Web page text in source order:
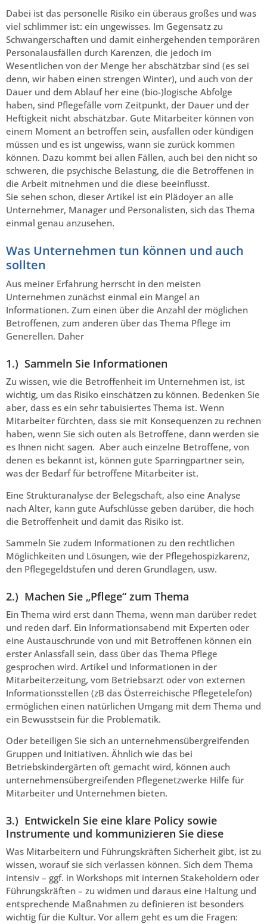
Dabei ist das personelle Risiko ein überaus großes und was
viel schlimmer ist: ein ungewisses. Im Gegensatz zu
Schwangerschaften und damit einhergehenden temporären
Personalausfällen durch Karenzen, die jedoch im
Wesentlichen von der Menge her abschätzbar sind (es sei
denn, wir haben einen strengen Winter), und auch von der
Dauer und dem Ablauf her eine (bio-)logische Abfolge
haben, sind Pflegefälle vom Zeitpunkt, der Dauer und der
Heftigkeit nicht abschätzbar. Gute Mitarbeiter können von
einem Moment an betroffen sein, ausfallen oder kündigen
müssen und es ist ungewiss, wann sie zurück kommen
können. Dazu kommt bei allen Fällen, auch bei den nicht so
schweren, die psychische Belastung, die die Betroffenen in
die Arbeit mitnehmen und die diese beeinflusst.
Sie sehen schon, dieser Artikel ist ein Plädoyer an alle
Unternehmer, Manager und Personalisten, sich das Thema
einmal genau anzusehen.
Was Unternehmen tun können und auch
sollten
Aus meiner Erfahrung herrscht in den meisten
Unternehmen zunächst einmal ein Mangel an
Informationen. Zum einen über die Anzahl der möglichen
Betroffenen, zum anderen über das Thema Pflege im
Generellen. Daher
1.) Sammeln Sie Informationen
Zu wissen, wie die Betroffenheit im Unternehmen ist, ist
wichtig, um das Risiko einschätzen zu können. Bedenken Sie
aber, dass es ein sehr tabuisiertes Thema ist. Wenn
Mitarbeiter fürchten, dass sie mit Konsequenzen zu rechnen
haben, wenn Sie sich outen als Betroffene, dann werden sie
es Ihnen nicht sagen. Aber auch einzelne Betroffene, von
denen es bekannt ist, können gute Sparringpartner sein,
was der Bedarf für betroffene Mitarbeiter ist.
Eine Strukturanalyse der Belegschaft, also eine Analyse
nach Alter, kann gute Aufschlüsse geben darüber, die hoch
die Betroffenheit und damit das Risiko ist.
Sammeln Sie zudem Informationen zu den rechtlichen
Möglichkeiten und Lösungen, wie der Pflegehospizkarenz,
den Pflegegeldstufen und deren Grundlagen, usw.
2.) Machen Sie „Pflege“ zum Thema
Ein Thema wird erst dann Thema, wenn man darüber redet
und reden darf. Ein Informationsabend mit Experten oder
eine Austauschrunde von und mit Betroffenen können ein
erster Anlassfall sein, dass über das Thema Pflege
gesprochen wird. Artikel und Informationen in der
Mitarbeiterzeitung, vom Betriebsarzt oder von externen
Informationsstellen (zB das Österreichische Pflegetelefon)
ermöglichen einen natürlichen Umgang mit dem Thema und
ein Bewusstsein für die Problematik.
Oder beteiligen Sie sich an unternehmensübergreifenden
Gruppen und Initiativen. Ähnlich wie das bei
Betriebskindergärten oft gemacht wird, können auch
unternehmensübergreifenden Pflegenetzwerke Hilfe für
Mitarbeiter und Unternehmen bieten.
3.) Entwickeln Sie eine klare Policy sowie
Instrumente und kommunizieren Sie diese
Was Mitarbeitern und Führungskräften Sicherheit gibt, ist zu
wissen, worauf sie sich verlassen können. Sich dem Thema
intensiv – ggf. in Workshops mit internen Stakeholdern oder
Führungskräften – zu widmen und daraus eine Haltung und
entsprechende Maßnahmen zu definieren ist besonders
wichtig für die Kultur. Vor allem geht es um die Fragen: